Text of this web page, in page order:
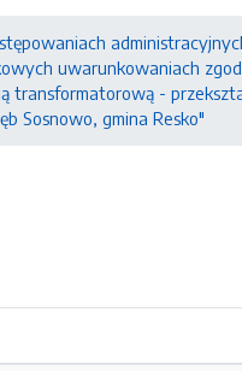
uwarunkowaniach
-
Sosnowo, gmina Resko"